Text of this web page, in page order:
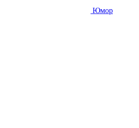
Юмор